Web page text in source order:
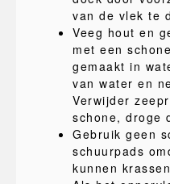
van de vlek te
Veeg hout en
met een
gemaakt in
van water en
Verwijder
schone, droge
Gebruik geen
schuurpads
kunnen